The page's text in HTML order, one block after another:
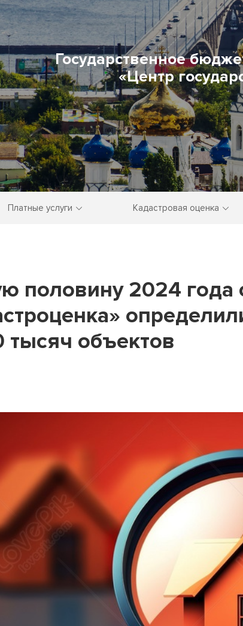
Государственное
«Центр
Платные услуги Кадастровая оценка
половину 2024 года
тысяч объектов